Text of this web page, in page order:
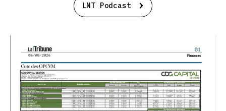
LNT Podcast